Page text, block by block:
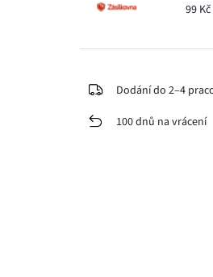
99 Kč
Dodání do 2–4
100 dnů na vrácení